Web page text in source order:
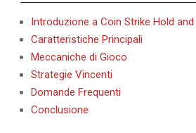
Introduzione a Coin Strike Hold and
Caratteristiche Principali
Meccaniche di Gioco
Strategie Vincenti
Domande Frequenti
Conclusione